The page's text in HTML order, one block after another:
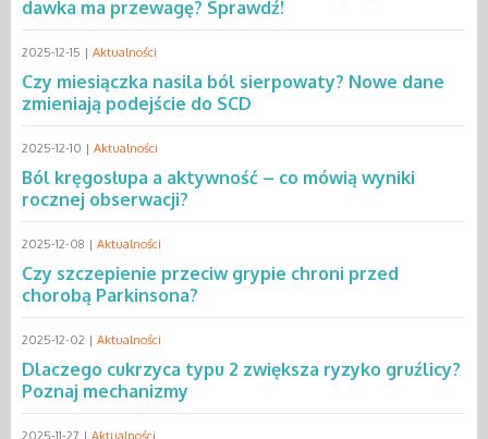
dawka ma przewagę? Sprawdź!
2025-12-15 | Aktualności
Czy miesiączka nasila ból sierpowaty? Nowe dane
zmieniają podejście do SCD
2025-12-10 | Aktualności
Ból kręgosłupa a aktywność – co mówią wyniki
rocznej obserwacji?
2025-12-08 | Aktualności
Czy szczepienie przeciw grypie chroni przed
chorobą Parkinsona?
2025-12-02 | Aktualności
Dlaczego cukrzyca typu 2 zwiększa ryzyko gruźlicy?
Poznaj mechanizmy
2025-11-27 | Aktualności